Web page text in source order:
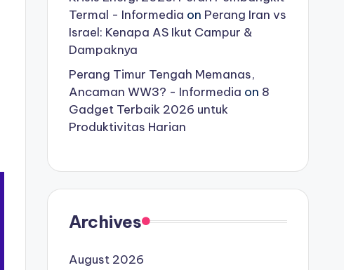
Termal - Informedia on Perang Iran vs
Israel: Kenapa AS Ikut Campur &
Dampaknya
Perang Timur Tengah Memanas,
Ancaman WW3? - Informedia on 8
Gadget Terbaik 2026 untuk
Produktivitas Harian
Archives
August 2026